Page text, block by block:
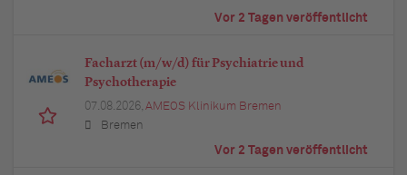
Vor 2 Tagen veröffentlicht
Facharzt (m/w/d) für Psychiatrie und
Psychotherapie
07.08.2026, AMEOS Klinikum Bremen
Bremen
Vor 2 Tagen veröffentlicht